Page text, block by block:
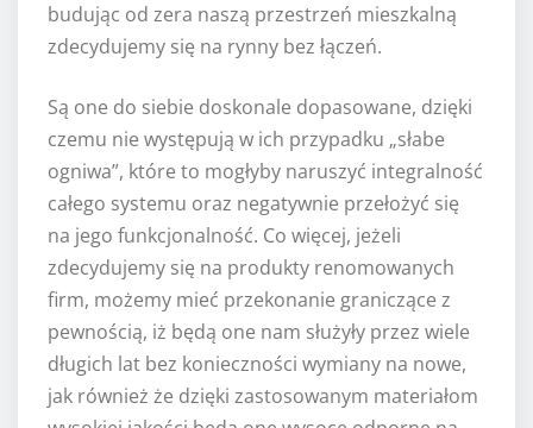
budując od zera naszą przestrzeń mieszkalną
zdecydujemy się na rynny bez łączeń.
Są one do siebie doskonale dopasowane, dzięki
czemu nie występują w ich przypadku „słabe
ogniwa”, które to mogłyby naruszyć integralność
całego systemu oraz negatywnie przełożyć się
na jego funkcjonalność. Co więcej, jeżeli
zdecydujemy się na produkty renomowanych
firm, możemy mieć przekonanie graniczące z
pewnością, iż będą one nam służyły przez wiele
długich lat bez konieczności wymiany na nowe,
jak również że dzięki zastosowanym materiałom